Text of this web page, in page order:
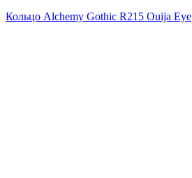
Кольцо Alchemy Gothic R215 Ouija Eye